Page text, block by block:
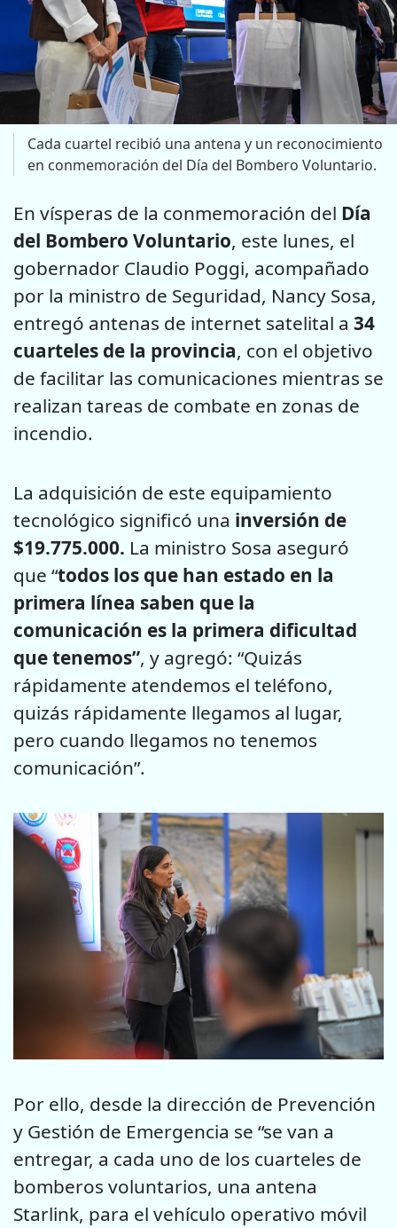
Cada cuartel recibió una antena y un reconocimiento
en conmemoración del Día del Bombero Voluntario.
En vísperas de la conmemoración del Día
del Bombero Voluntario, este lunes, el
gobernador Claudio Poggi, acompañado
por la ministro de Seguridad, Nancy Sosa,
entregó antenas de internet satelital a 34
cuarteles de la provincia, con el objetivo
de facilitar las comunicaciones mientras se
realizan tareas de combate en zonas de
incendio.
La adquisición de este equipamiento
tecnológico significó una inversión de
$19.775.000. La ministro Sosa aseguró
que “todos los que han estado en la
primera línea saben que la
comunicación es la primera dificultad
que tenemos”, y agregó: “Quizás
rápidamente atendemos el teléfono,
quizás rápidamente llegamos al lugar,
pero cuando llegamos no tenemos
comunicación”.
Por ello, desde la dirección de Prevención
y Gestión de Emergencia se “se van a
entregar, a cada uno de los cuarteles de
bomberos voluntarios, una antena
Starlink, para el vehículo operativo móvil